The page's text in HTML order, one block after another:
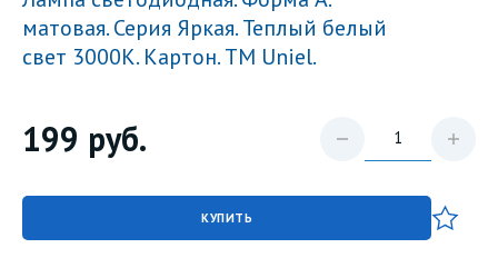
матовая. Серия Яркая. Теплый белый
свет 3000K. Картон. ТМ Uniel.
199 руб.
КУПИТЬ